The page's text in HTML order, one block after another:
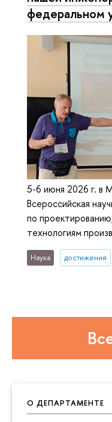
О ДЕПАРТАМЕНТЕ
федеральном
5-6 июня 2026 г. в
Bсероссийская
по
технологиям
Наука достижения